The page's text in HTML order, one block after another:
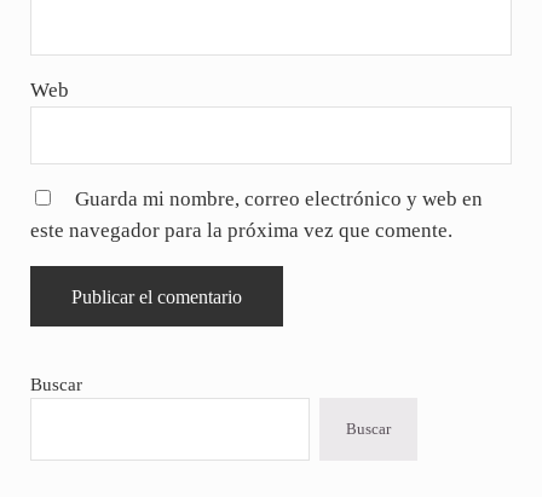
Web
Guarda mi nombre, correo electrónico y web en
este navegador para la próxima vez que comente.
Sidebar
Buscar
Buscar